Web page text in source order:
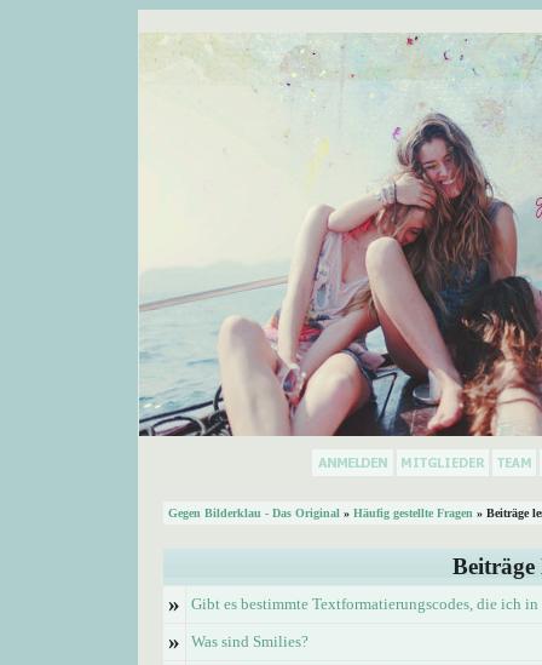
Gegen Bilderklau - Das Original » Häufig gestellte Fragen » Beiträge
Beiträge
»
Gibt es bestimmte Textformatierungscodes, die ich
» Was sind Smilies?